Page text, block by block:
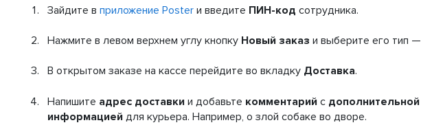
Зайдите в приложение Posterи введите ПИН-код сотрудника.
Нажмите в левом верхнем углу кнопку Новый заказ и выберите его тип —
В открытом заказе на кассе перейдите во вкладку Доставка.
Напишите адрес доставкии добавьте комментарийс дополнительной
информациейдля курьера. Например, о злой собаке во дворе.